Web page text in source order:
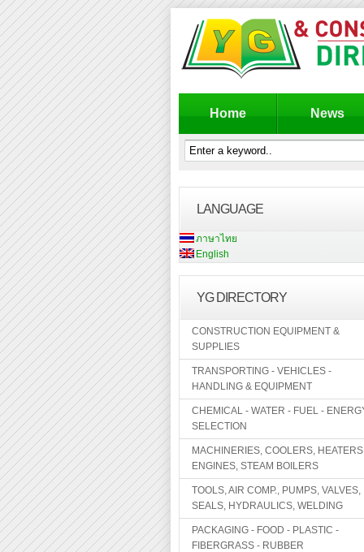
Home News
LANGUAGE
ภาษาไทย
English
YG DIRECTORY
CONSTRUCTION EQUIPMENT &
SUPPLIES
TRANSPORTING - VEHICLES -
HANDLING & EQUIPMENT
CHEMICAL - WATER - FUEL -
SELECTION
MACHINERIES, COOLERS,
ENGINES, STEAM BOILERS
TOOLS, AIR COMP., PUMPS, VALVES,
SEALS, HYDRAULICS, WELDING
PACKAGING - FOOD - PLASTIC -
FIBERGRASS - RUBBER